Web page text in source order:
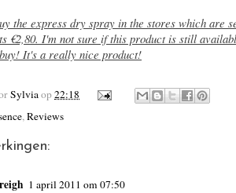
the express dry spray in the stores which are
€2,80. I'm not sure if this product is still
It's a really nice product!
Sylviaop22:18
,Reviews
1 april 2011 om 07:50